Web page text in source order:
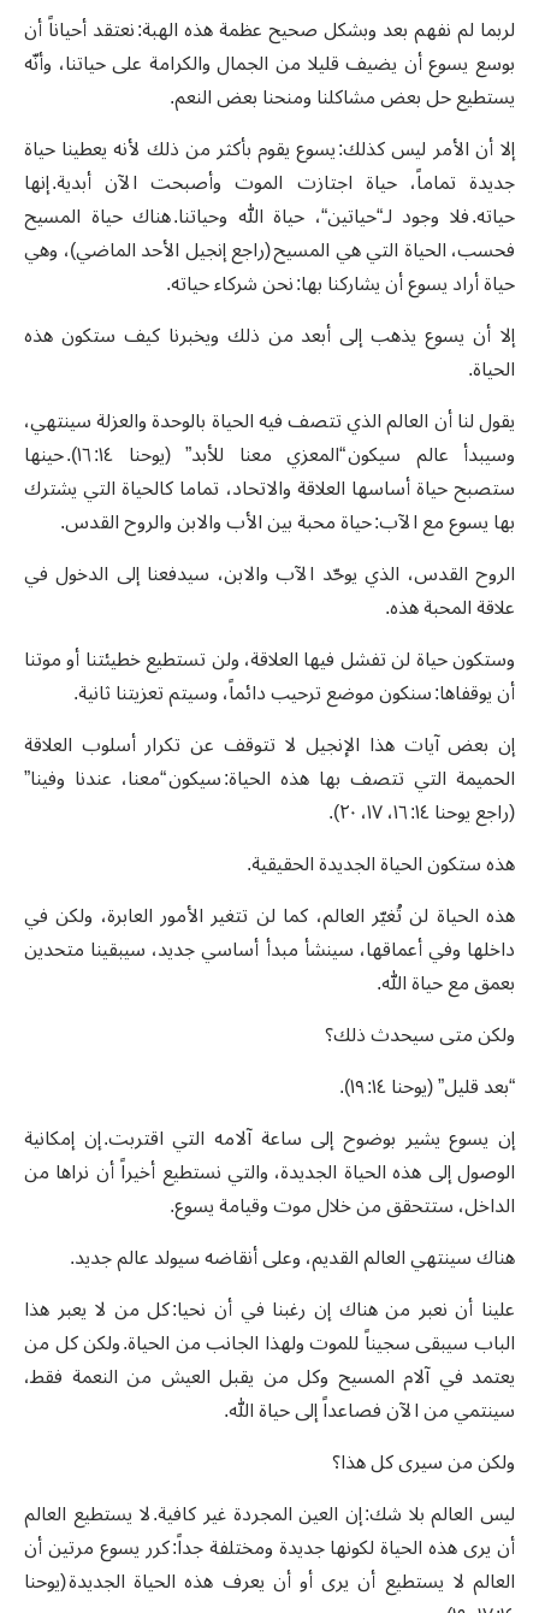
لربما لم نفهم بعد وبشكل صحيح عظمة هذه الهبة: نعتقد أحياناً أن
بوسع يسوع أن يضيف قليلا من الجمال والكرامة على حياتنا، وأنّه
يستطيع حل بعض مشاكلنا ومنحنا بعض النعم.
إلا أن الأمر ليس كذلك: يسوع يقوم بأكثر من ذلك لأنه يعطينا حياة
جديدة تماماً، حياة اجتازت الموت وأصبحت الآن أبدية. إنها
حياته. فلا وجود لـ“حياتين“، حياة الله وحياتنا. هناك حياة المسيح
فحسب، الحياة التي هي المسيح (راجع إنجيل الأحد الماضي)، وهي
حياة أراد يسوع أن يشاركنا بها: نحن شركاء حياته.
إلا أن يسوع يذهب إلى أبعد من ذلك ويخبرنا كيف ستكون هذه
الحياة.
يقول لنا أن العالم الذي تتصف فيه الحياة بالوحدة والعزلة سينتهي،
وسيبدأ عالم سيكون “المعزي معنا للأبد” (يوحنا ١٤: ١٦). حينها
ستصبح حياة أساسها العلاقة والاتحاد، تماما كالحياة التي يشترك
بها يسوع مع الآب: حياة محبة بين الأب والابن والروح القدس.
الروح القدس، الذي يوحّد الآب والابن، سيدفعنا إلى الدخول في
علاقة المحبة هذه.
وستكون حياة لن تفشل فيها العلاقة، ولن تستطيع خطيئتنا أو موتنا
أن يوقفاها: سنكون موضع ترحيب دائماً، وسيتم تعزيتنا ثانية.
إن بعض آيات هذا الإنجيل لا تتوقف عن تكرار أسلوب العلاقة
الحميمة التي تتصف بها هذه الحياة: سيكون “معنا، عندنا وفينا”
(راجع يوحنا ١٤: ١٦، ١٧، ٢٠).
هذه ستكون الحياة الجديدة الحقيقية.
هذه الحياة لن تُغيّر العالم، كما لن تتغير الأمور العابرة، ولكن في
داخلها وفي أعماقها، سينشأ مبدأ أساسي جديد، سيبقينا متحدين
بعمق مع حياة الله.
ولكن متى سيحدث ذلك؟
“بعد قليل” (يوحنا ١٤: ١٩).
إن يسوع يشير بوضوح إلى ساعة آلامه التي اقتربت. إن إمكانية
الوصول إلى هذه الحياة الجديدة، والتي نستطيع أخيراً أن نراها من
الداخل، ستتحقق من خلال موت وقيامة يسوع.
هناك سينتهي العالم القديم، وعلى أنقاضه سيولد عالم جديد.
علينا أن نعبر من هناك إن رغبنا في أن نحيا: كل من لا يعبر هذا
الباب سيبقى سجيناً للموت ولهذا الجانب من الحياة. ولكن كل من
يعتمد في آلام المسيح وكل من يقبل العيش من النعمة فقط،
سينتمي من الآن فصاعداً إلى حياة الله.
ولكن من سيرى كل هذا؟
ليس العالم بلا شك: إن العين المجردة غير كافية. لا يستطيع العالم
أن يرى هذه الحياة لكونها جديدة ومختلفة جداً: كرر يسوع مرتين أن
العالم لا يستطيع أن يرى أو أن يعرف هذه الحياة الجديدة (يوحنا